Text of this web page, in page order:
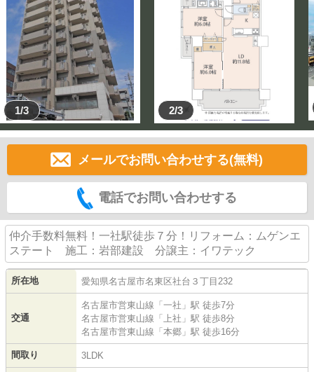
1/3 2/3
メールでお問い合わせする(無料)
電話でお問い合わせする
仲介手数料無料！一社駅徒歩７分！リフォーム：ムゲンエ
ステート 施工：岩部建設 分譲主：イワテック
所在地 愛知県名古屋市名東区社台 ３丁目232
交通
名古屋市営東山線 「 一社 」駅 徒歩7分
名古屋市営東山線 「 上社 」駅 徒歩8分
名古屋市営東山線 「 本郷 」駅 徒歩16分
間取り 3LDK